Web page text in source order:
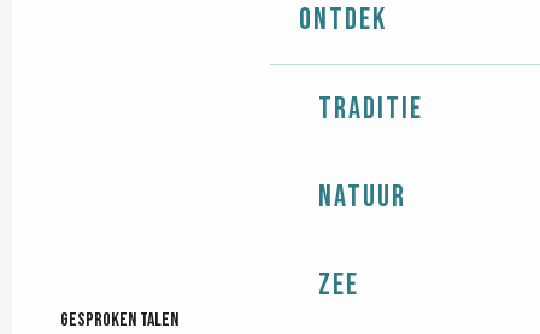
Ontdek
Traditie
Natuur
Zee
Gesproken talen
Gesproken talen